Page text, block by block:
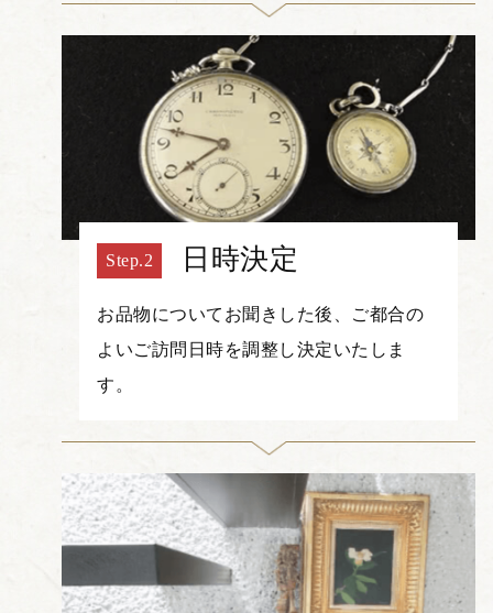
日時決定
お品物についてお聞きした後、ご都合の
よいご訪問日時を調整し決定いたしま
す。